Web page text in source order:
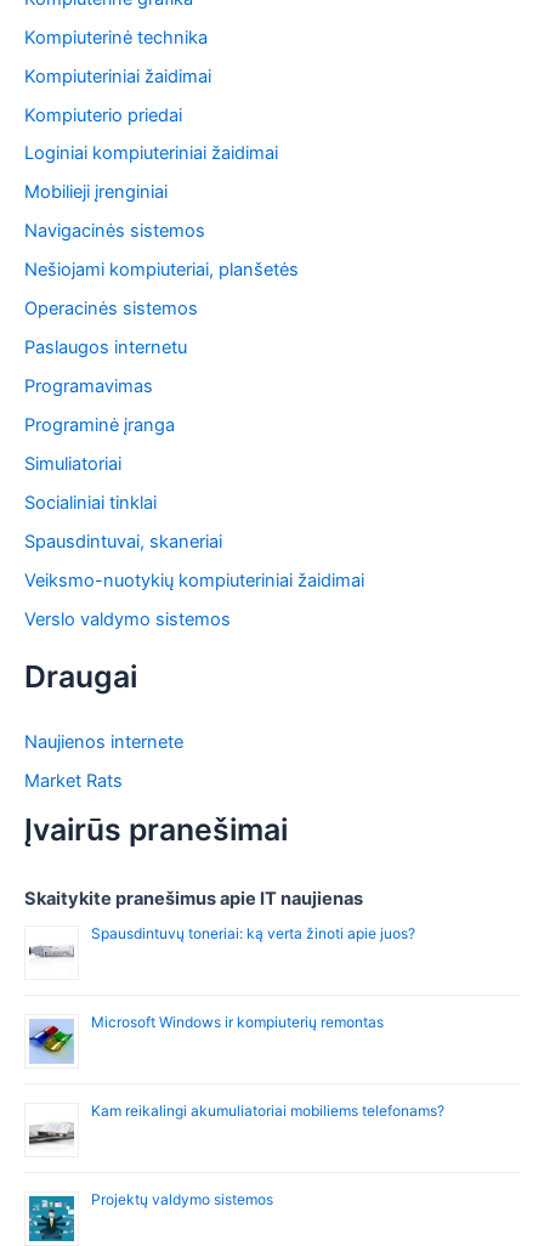
Kompiuterinė technika
Kompiuteriniai žaidimai
Kompiuterio priedai
Loginiai kompiuteriniai žaidimai
Mobilieji įrenginiai
Navigacinės sistemos
Nešiojami kompiuteriai, planšetės
Operacinės sistemos
Paslaugos internetu
Programavimas
Programinė įranga
Simuliatoriai
Socialiniai tinklai
Spausdintuvai, skaneriai
Veiksmo-nuotykių kompiuteriniai žaidimai
Verslo valdymo sistemos
Draugai
Naujienos internete
Market Rats
Įvairūs pranešimai
Skaitykite pranešimus apie IT naujienas
Spausdintuvų toneriai: ką verta žinoti apie juos?
Microsoft Windows ir kompiuterių remontas
Kam reikalingi akumuliatoriai mobiliems telefonams?
Projektų valdymo sistemos